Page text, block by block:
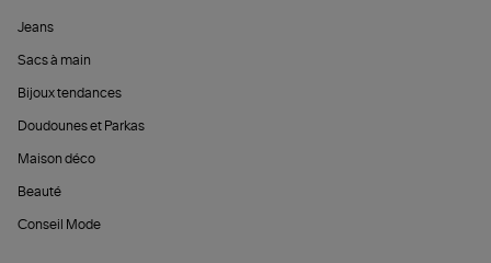
Jeans
Sacs à main
Bijoux tendances
Doudounes et Parkas
Maison déco
Beauté
Conseil Mode